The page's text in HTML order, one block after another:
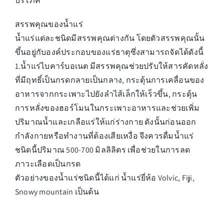
ติดต่อเรา
สรรพคุณของน้ำแร่
น้ำแร่แต่ละชนิดมีสรรพคุณต่างกัน โดยตัวสรรพคุณนั้น
ขึ้นอยู่กับองค์ประกอบของแร่ธาตุซึ่งสามารถจัดได้ดังนี้
1.น้ำแร่ไบคาร์บอเนต มีสรรพคุณช่วยปรับให้สารคัดหลั่ง
ที่มีฤทธิ์เป็นกรดกลายเป็นกลาง, กระตุ้นการเคลื่อนของ
อาหารจากกระเพาะไปยังลำไส้เล็กให้เร็วขึ้น, กระตุ้น
การหลั่งของฮอร์โมนในกระเพาะอาหารและช่วยเพิ่ม
ปริมาณน้ำและเกลือแร่ให้แก่ร่างกาย ดังนั้นก่อนออก
กำลังกายหรือทำงานที่ต้องเสียเหงื่อ จึงควรดื่มน้ำแร่
ชนิดนี้ปริมาณ 500-700 มิลลิลิตร เพื่อช่วยในการลด
ภาวะเลือดเป็นกรด
ตัวอย่างของน้ำแร่ชนิดนี้ได้แก่ น้ำแร่ยี่ห้อ Volvic, Fiji,
Snowy mountain เป็นต้น